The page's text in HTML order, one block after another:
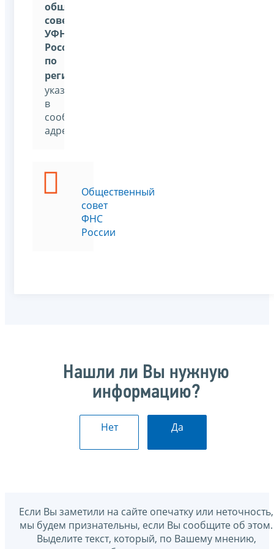
общественный
совет
УФНС
России
по
региону
указав
в
сообщении
адресата
Общественный
совет
ФНС
России
Нашли ли Вы нужную
информацию?
Нет Да
Если Вы заметили на сайте опечатку или неточность,
мы будем признательны, если Вы сообщите об этом.
Выделите текст, который, по Вашему мнению,